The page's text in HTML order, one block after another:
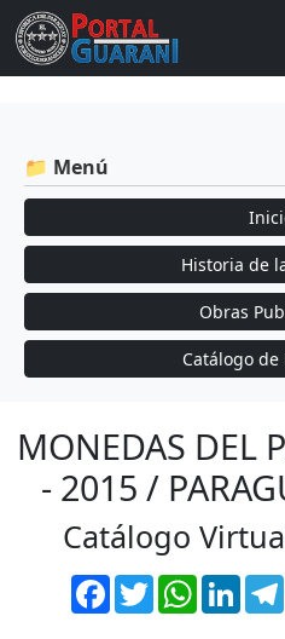
📁 Menú
Historia de
Obras
MONEDAS DEL
- 2015 /
Catálogo
Facebook
TwitterWhatsApp